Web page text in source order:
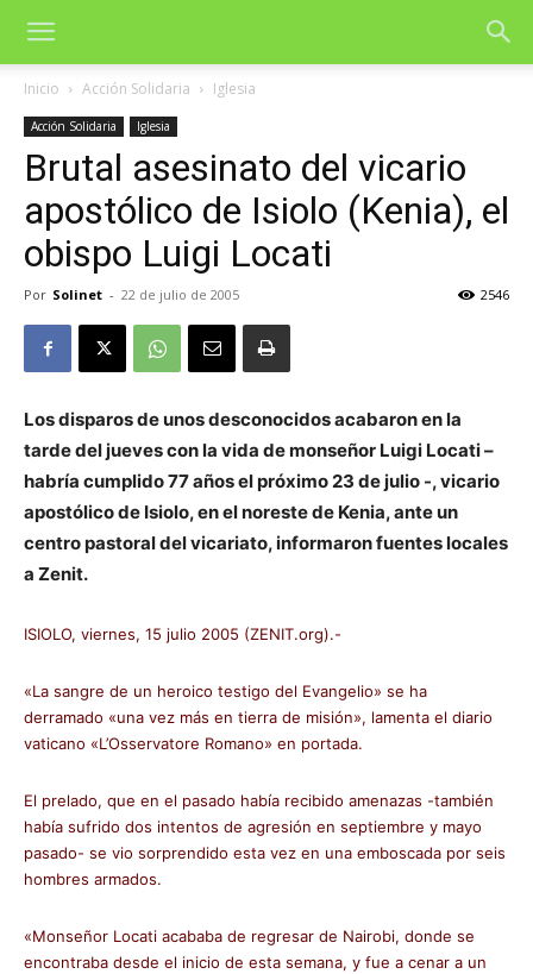
Inicio Acción Solidaria Iglesia
Acción Solidaria Iglesia
Brutal asesinato del vicario
apostólico de Isiolo (Kenia), el
obispo Luigi Locati
Por Solinet - 22 de julio de 2005 2546
Los disparos de unos desconocidos acabaron en la
tarde del jueves con la vida de monseñor Luigi Locati –
habría cumplido 77 años el próximo 23 de julio -, vicario
apostólico de Isiolo, en el noreste de Kenia, ante un
centro pastoral del vicariato, informaron fuentes locales
a Zenit.
ISIOLO, viernes, 15 julio 2005 (ZENIT.org).-
«La sangre de un heroico testigo del Evangelio» se ha
derramado «una vez más en tierra de misión», lamenta el diario
vaticano «L’Osservatore Romano» en portada.
El prelado, que en el pasado había recibido amenazas -también
había sufrido dos intentos de agresión en septiembre y mayo
pasado- se vio sorprendido esta vez en una emboscada por seis
hombres armados.
«Monseñor Locati acababa de regresar de Nairobi, donde se
encontraba desde el inicio de esta semana, y fue a cenar a un